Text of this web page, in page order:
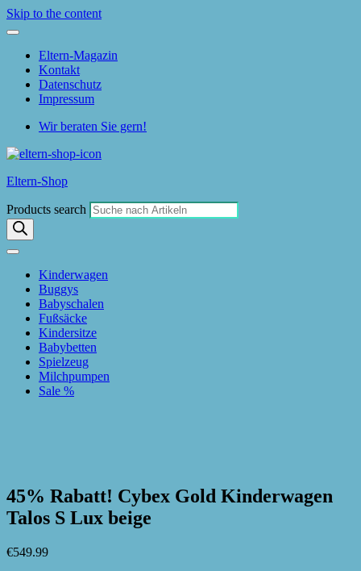
Skip to the content
Eltern-Magazin
Kontakt
Datenschutz
Impressum
Wir beraten Sie gern!
Eltern-Shop
Products search
Kinderwagen
Buggys
Babyschalen
Fußsäcke
Kindersitze
Babybetten
Spielzeug
Milchpumpen
Sale %
45% Rabatt! Cybex Gold Kinderwagen
Talos S Lux beige
€549.99